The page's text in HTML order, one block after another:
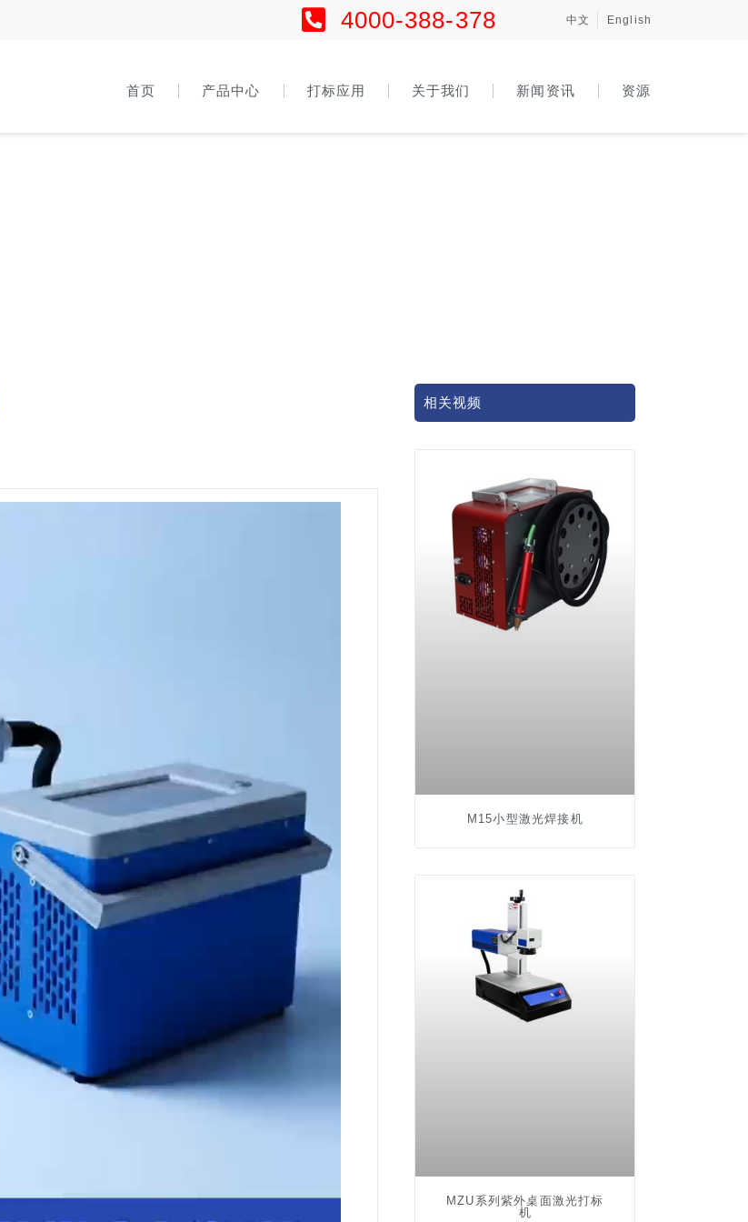
4000-388-378 中文 English
首页 产品中心 打标应用 关于我们 新闻资讯 资源
相关视频
M15小型激光焊接机
MZU系列紫外桌面激光打标
机